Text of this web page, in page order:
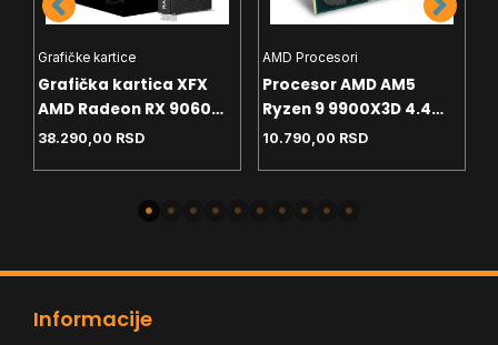
Grafičke kartice
Grafička kartica XFX
AMD Radeon RX 9060
8GB SWFT Gaming
38.290,00 RSD
AMD Procesori
Procesor AMD AM5
Ryzen 9 9900X3D 4.4
GHz Tray
10.790,00 RSD
Informacije